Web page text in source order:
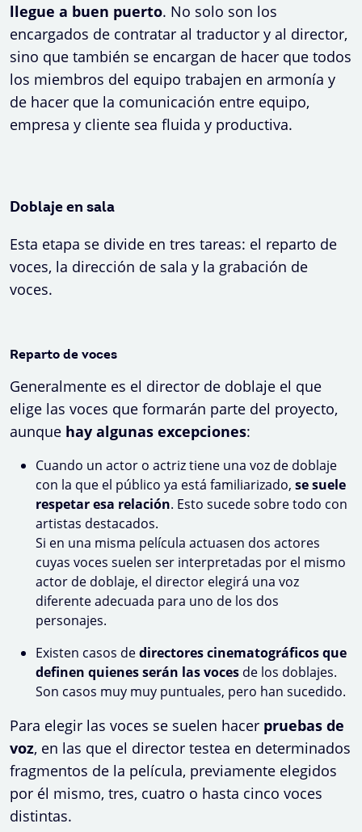
llegue a buen puerto. No solo son los
encargados de contratar al traductor y al director,
sino que también se encargan de hacer que todos
los miembros del equipo trabajen en armonía y
de hacer que la comunicación entre equipo,
empresa y cliente sea fluida y productiva.
Doblaje en sala
Esta etapa se divide en tres tareas: el reparto de
voces, la dirección de sala y la grabación de
voces.
Reparto de voces
Generalmente es el director de doblaje el que
elige las voces que formarán parte del proyecto,
aunque hay algunas excepciones:
Cuando un actor o actriz tiene una voz de doblaje
con la que el público ya está familiarizado, se suele
respetar esa relación. Esto sucede sobre todo con
artistas destacados.
Si en una misma película actuasen dos actores
cuyas voces suelen ser interpretadas por el mismo
actor de doblaje, el director elegirá una voz
diferente adecuada para uno de los dos
personajes.
Existen casos dedirectores cinematográficos que
definen quienes serán las voces de los doblajes.
Son casos muy muy puntuales, pero han sucedido.
Para elegir las voces se suelen hacer pruebas de
voz, en las que el director testea en determinados
fragmentos de la película, previamente elegidos
por él mismo, tres, cuatro o hasta cinco voces
distintas.